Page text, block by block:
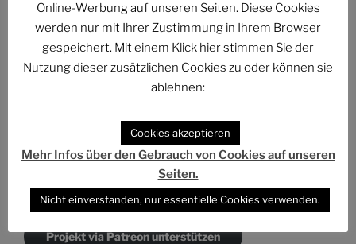
KATEGORIEN
Kategorien
DAS PROJEKT UNTERSTÜTZEN
Projekt via PayPal unterstützen
Projekt via Patreon unterstützen
Online-Werbung auf unseren Seiten. Diese Cookies
werden nur mit Ihrer Zustimmung in Ihrem Browser
gespeichert. Mit einem Klick hier stimmen Sie der
Nutzung dieser zusätzlichen Cookies zu oder können sie
ablehnen:
Cookies akzeptieren
Mehr Infos über den Gebrauch von Cookies auf unseren
Seiten.
Nicht einverstanden, nur essentielle Cookies verwenden.